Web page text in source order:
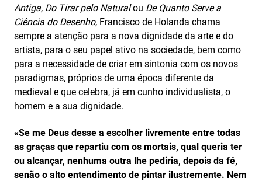
Antiga, Do Tirar pelo Naturalou De Quanto Serve a
Ciência do Desenho, Francisco de Holanda chama
sempre a atenção para a nova dignidade da arte e do
artista, para o seu papel ativo na sociedade, bem como
para a necessidade de criar em sintonia com os novos
paradigmas, próprios de uma época diferente da
medieval e que celebra, já em cunho individualista, o
homem e a sua dignidade.
«Se me Deus desse a escolher livremente entre todas
as graças que repartiu com os mortais, qual queria ter
ou alcançar, nenhuma outra lhe pediria, depois da fé,
senão o alto entendimento de pintar ilustremente. Nem